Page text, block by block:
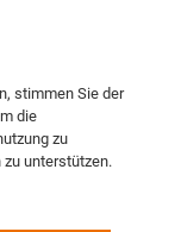
stimmen Sie der
die
zu
unterstützen.